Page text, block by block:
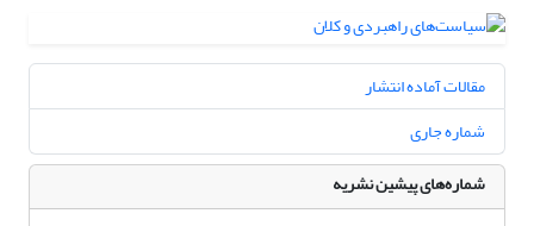
مقالات آماده انتشار
شماره جاری
شماره‌های پیشین نشریه